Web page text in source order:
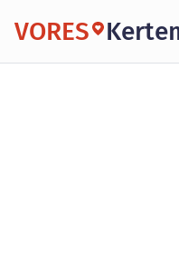
VORES